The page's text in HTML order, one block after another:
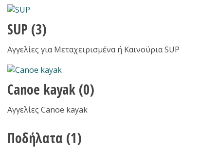
SUP (3)
Αγγελίες για Μεταχειρισμένα ή Καινούρια SUP
Canoe kayak (0)
Αγγελίες Canoe kayak
Ποδήλατα (1)